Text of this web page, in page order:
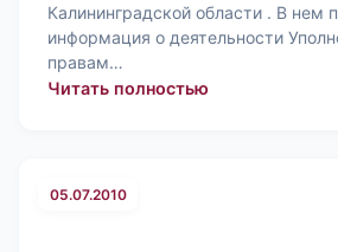
Калининградской области . В нем
информация о деятельности
правам…
Читать полностью: Доклад
05.07.2010